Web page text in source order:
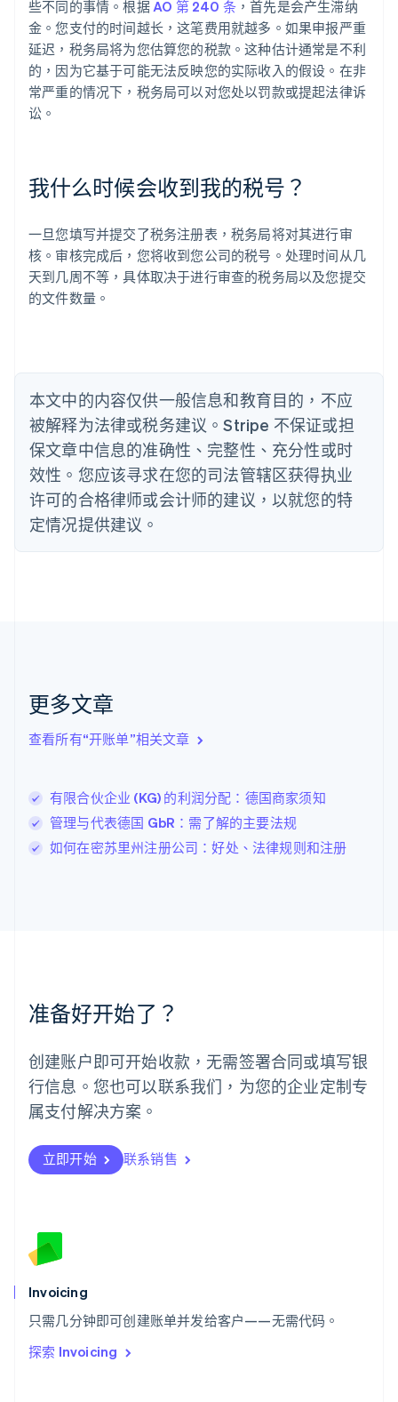
些不同的事情。根据AO 第 240 条 ，首先是会产生滞纳
金。您支付的时间越长，这笔费用就越多。如果申报严重
延迟，税务局将为您估算您的税款。这种估计通常是不利
的，因为它基于可能无法反映您的实际收入的假设。在非
常严重的情况下，税务局可以对您处以罚款或提起法律诉
讼。
我什么时候会收到我的税号？
一旦您填写并提交了税务注册表，税务局将对其进行审
核。审核完成后，您将收到您公司的税号。处理时间从几
天到几周不等，具体取决于进行审查的税务局以及您提交
的文件数量。
本文中的内容仅供一般信息和教育目的，不应
被解释为法律或税务建议。Stripe 不保证或担
保文章中信息的准确性、完整性、充分性或时
效性。您应该寻求在您的司法管辖区获得执业
许可的合格律师或会计师的建议，以就您的特
定情况提供建议。
更多文章
查看所有“开账单”相关文章
有限合伙企业 (KG) 的利润分配：德国商家须知
管理与代表德国 GbR：需了解的主要法规
如何在密苏里州注册公司：好处、法律规则和注册
准备好开始了？
创建账户即可开始收款，无需签署合同或填写银
行信息。您也可以联系我们，为您的企业定制专
属支付解决方案。
立即开始 联系销售
Invoicing
只需几分钟即可创建账单并发给客户——无需代码。
探索 Invoicing
阿联酋
English
爱尔兰
DeutschEnglish
澳大利亚
巴西
PortuguêsEnglish
保加利亚
English
比利时
丹麦
English
德国
DeutschEnglish
法国
Français English
芬兰
English Svenska
荷兰
立陶宛
列支敦士登
Français Deutsch English
罗马尼亚
English
马尔他
English
葡萄牙
日本
日本語English
瑞典
SvenskaEnglish
Deutsch FrançaisItaliano English
塞浦路斯
English
ไทยEnglish
希腊
English
西班牙